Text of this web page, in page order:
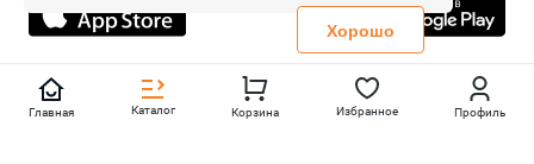
Политика конфиденциальности
Главная Каталог Корзина Избранное Профиль
Хорошо